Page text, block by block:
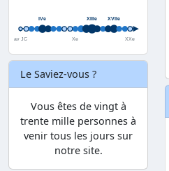
Le Saviez-vous ?
Vous êtes de vingt à
trente mille personnes à
venir tous les jours sur
notre site.